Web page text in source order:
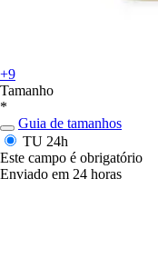
+9
Tamanho
*
Guia de tamanhos
TU 24h
Este campo é obrigatório
Enviado em 24 horas